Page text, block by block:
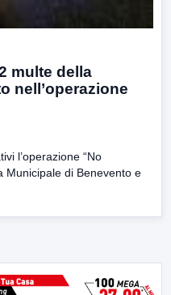
multe della
nell’operazione
l’operazione “No
Municipale di Benevento e